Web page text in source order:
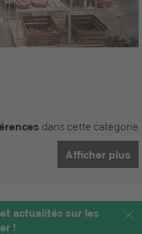
dans cette catégorie
Afficher plus
actualités sur les
!